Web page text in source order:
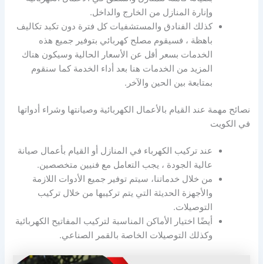
وإنارة المنازل من الخارج والداخل.
كذلك الفنادق والمستشفيات كل فترة دون تكبد تكاليف
باهظة ، فسيقوم مصلح كهربائي بتوفير جميع هذه
الخدمات بسعر أقل عن الأسعار الحالية وسيكون هناك
المزيد من الخدمات هنا بعد أداء الخدمة كما سنقوم
بمتابعة بين الحين والآخر.
نصائح مهمة عند القيام بالأعمال الكهربائية وصيانتها وشراء أدواتها
في الكويت
عند تركيب الكهرباء في المنازل أو القيام بأعمال صيانة
عالية الجودة ، يجب التعامل مع فنيين متخصصين.
من خلال خدماتنا، سيتم توفير جميع الأدوات اللازمة
والأجهزة الحديثة التي يتم تركيبها من خلال تركيب
التوصيلات.
أيضًا اختيار الأماكن المناسبة لتركيب المفاتيح الكهربائية
وكذلك التوصيلات الخاصة بالقمر الصناعي.